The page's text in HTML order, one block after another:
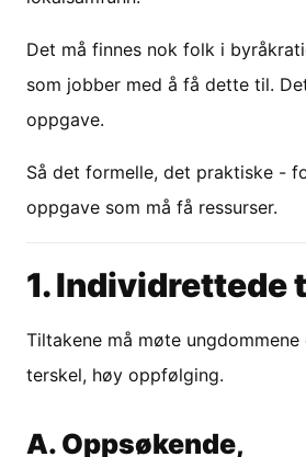
Det må finnes nok folk i
som jobber med å få dette til.
oppgave.
Så det formelle, det praktiske -
oppgave som må få ressurser.
1. Individrettede
Tiltakene må møte
terskel, høy oppfølging.
A. Oppsøkende,